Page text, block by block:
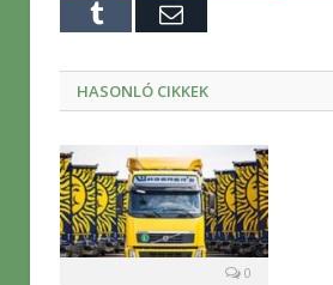
Tumblr E-
HASONLÓ CIKKEK
0